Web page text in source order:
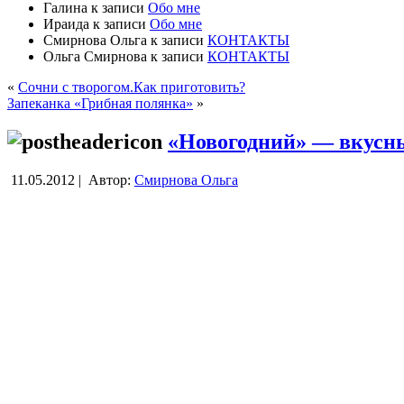
Галина к записи Обо мне
Ираида к записи Обо мне
Смирнова Ольга к записи КОНТАКТЫ
Ольга Смирнова к записи КОНТАКТЫ
« Сочни с творогом.Как приготовить?
Запеканка «Грибная полянка» »
«Новогодний» —
11.05.2012 | Автор: Смирнова Ольга